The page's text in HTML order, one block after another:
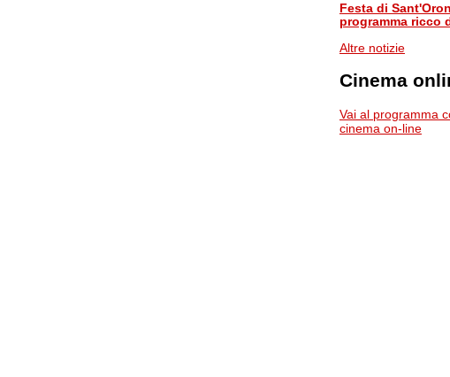
Festa di
programma ricco
Altre notizie
Cinema
Vai al programma
cinema on-line